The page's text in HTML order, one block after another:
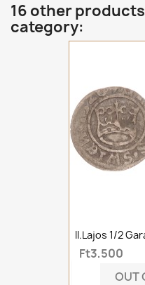
16 other
category:
II.Lajos 1/2
Ft3,500
OUT